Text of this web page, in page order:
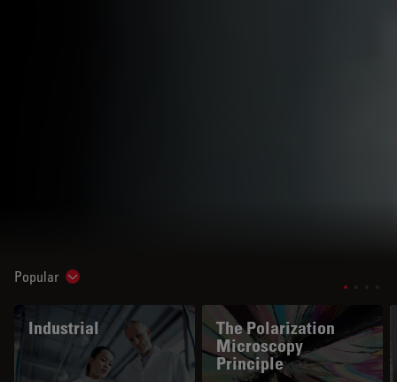
Popular Show subnavigation
Industrial
The Polarization
Microscopy
Principle